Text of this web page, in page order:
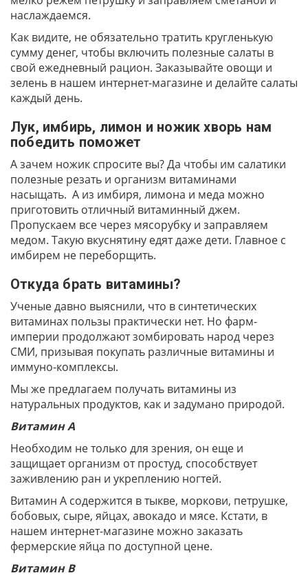
наслаждаемся.
Как видите, не обязательно тратить кругленькую
сумму денег, чтобы включить полезные салаты в
свой ежедневный рацион. Заказывайте овощи и
зелень в нашем интернет-магазине и делайте салаты
каждый день.
Лук, имбирь, лимон и ножик хворь нам
победить поможет
А зачем ножик спросите вы? Да чтобы им салатики
полезные резать и организм витаминами
насыщать. А из имбиря, лимона и меда можно
приготовить отличный витаминный джем.
Пропускаем все через мясорубку и заправляем
медом. Такую вкуснятину едят даже дети. Главное с
имбирем не переборщить.
Откуда брать витамины?
Ученые давно выяснили, что в синтетических
витаминах пользы практически нет. Но фарм-
империи продолжают зомбировать народ через
СМИ, призывая покупать различные витамины и
иммуно-комплексы.
Мы же предлагаем получать витамины из
натуральных продуктов, как и задумано природой.
Витамин А
Необходим не только для зрения, он еще и
защищает организм от простуд, способствует
заживлению ран и укреплению ногтей.
Витамин А содержится в тыкве, моркови, петрушке,
бобовых, сыре, яйцах, авокадо и мясе. Кстати, в
нашем интернет-магазине можно заказать
фермерские яйца по доступной цене.
Витамин В